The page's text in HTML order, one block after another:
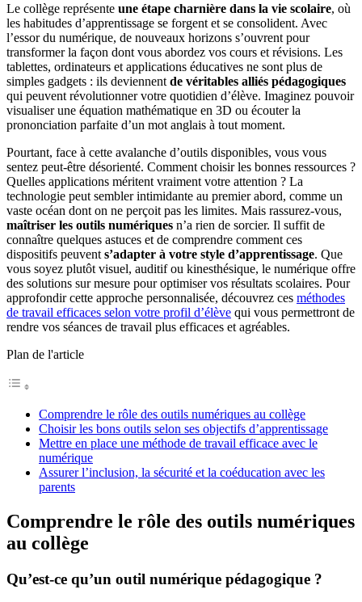
Le collège représente une étape charnière dans la vie scolaire, où
les habitudes d’apprentissage se forgent et se consolident. Avec
l’essor du numérique, de nouveaux horizons s’ouvrent pour
transformer la façon dont vous abordez vos cours et révisions. Les
tablettes, ordinateurs et applications éducatives ne sont plus de
simples gadgets : ils deviennent de véritables alliés pédagogiques
qui peuvent révolutionner votre quotidien d’élève. Imaginez pouvoir
visualiser une équation mathématique en 3D ou écouter la
prononciation parfaite d’un mot anglais à tout moment.
Pourtant, face à cette avalanche d’outils disponibles, vous vous
sentez peut-être désorienté. Comment choisir les bonnes ressources ?
Quelles applications méritent vraiment votre attention ? La
technologie peut sembler intimidante au premier abord, comme un
vaste océan dont on ne perçoit pas les limites. Mais rassurez-vous,
maîtriser les outils numériques n’a rien de sorcier. Il suffit de
connaître quelques astuces et de comprendre comment ces
dispositifs peuvent s’adapter à votre style d’apprentissage. Que
vous soyez plutôt visuel, auditif ou kinesthésique, le numérique offre
des solutions sur mesure pour optimiser vos résultats scolaires. Pour
approfondir cette approche personnalisée, découvrez ces méthodes
de travail efficaces selon votre profil d’élève qui vous permettront de
rendre vos séances de travail plus efficaces et agréables.
Plan de l'article
Comprendre le rôle des outils numériques au collège
Choisir les bons outils selon ses objectifs d’apprentissage
Mettre en place une méthode de travail efficace avec le
numérique
Assurer l’inclusion, la sécurité et la coéducation avec les
parents
Comprendre le rôle des outils numériques
au collège
Qu’est-ce qu’un outil numérique pédagogique ?